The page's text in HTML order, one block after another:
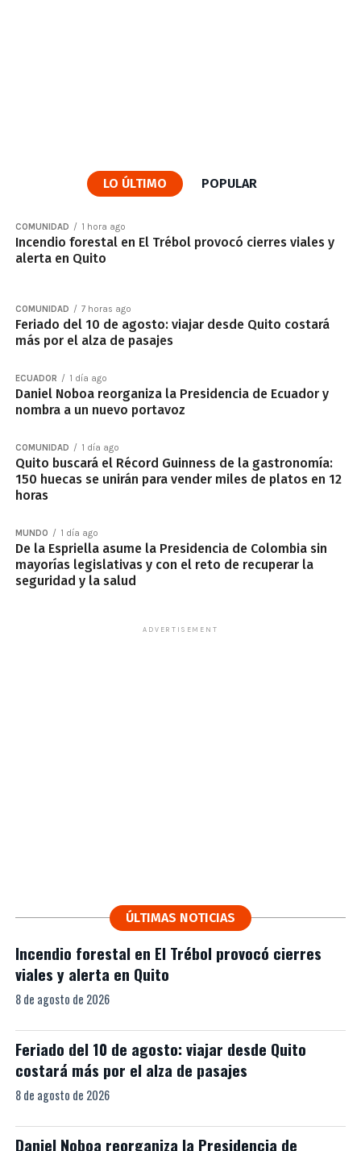
LO ÚLTIMO POPULAR
COMUNIDAD 1 hora ago
Incendio forestal en El Trébol provocó cierres viales y
alerta en Quito
COMUNIDAD 7 horas ago
Feriado del 10 de agosto: viajar desde Quito costará
más por el alza de pasajes
ECUADOR 1 día ago
Daniel Noboa reorganiza la Presidencia de Ecuador y
nombra a un nuevo portavoz
COMUNIDAD 1 día ago
Quito buscará el Récord Guinness de la gastronomía:
150 huecas se unirán para vender miles de platos en 12
horas
MUNDO 1 día ago
De la Espriella asume la Presidencia de Colombia sin
mayorías legislativas y con el reto de recuperar la
seguridad y la salud
ADVERTISEMENT
ÚLTIMAS NOTICIAS
Incendio forestal en El Trébol provocó cierres
viales y alerta en Quito
8 de agosto de 2026
Feriado del 10 de agosto: viajar desde Quito
costará más por el alza de pasajes
8 de agosto de 2026
Daniel Noboa reorganiza la Presidencia de